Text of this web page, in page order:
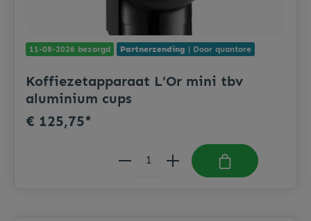
11-08-2026 bezorgd Partnerzending | Door quantore
Koffiezetapparaat L'Or mini tbv
aluminium cups
€ 125,75*